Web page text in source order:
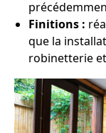
Finitions :
que la
robinetterie